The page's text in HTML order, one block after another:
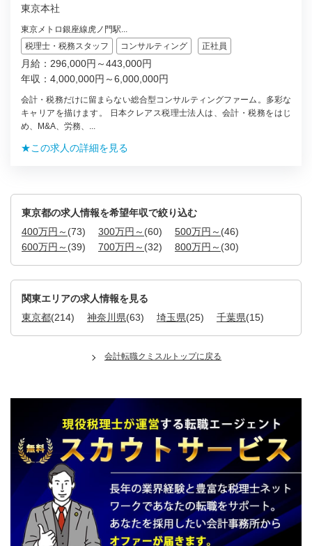
東京本社
東京メトロ銀座線虎ノ門駅...
税理士・税務スタッフ
コンサルティング 正社員
月給：296,000円～443,000円
年収：4,000,000円～6,000,000円
会計・税務だけに留まらない総合型コンサルティングファーム。多彩な
キャリアを描けます。 日本クレアス税理士法人は、会計・税務をはじ
め、M&A、労務、...
★この求人の詳細を見る
東京都の求人情報を希望年収で絞り込む
400万円～ (73) 300万円～ (60) 500万円～ (46)
600万円～ (39) 700万円～ (32) 800万円～ (30)
関東エリアの求人情報を見る
東京都(214) 神奈川県(63) 埼玉県(25) 千葉県(15)
会計転職クミスルトップに戻る